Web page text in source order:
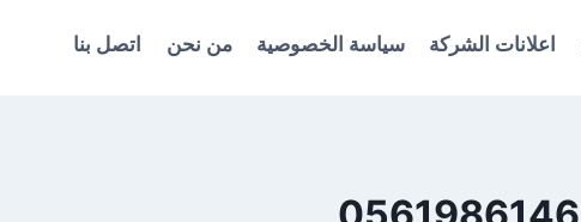
اعلانات الشركة سياسة الخصوصية من نحن اتصل بنا